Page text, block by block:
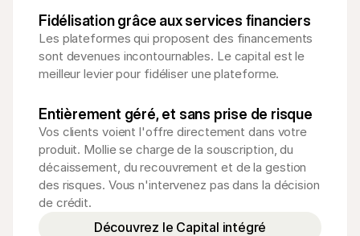
Fidélisation grâce aux services financiers
Les plateformes qui proposent des financements
sont devenues incontournables. Le capital est le
meilleur levier pour fidéliser une plateforme.
Entièrement géré, et sans prise de risque
Vos clients voient l'offre directement dans votre
produit. Mollie se charge de la souscription, du
décaissement, du recouvrement et de la gestion
des risques. Vous n'intervenez pas dans la décision
de crédit.
Découvrez le Capital intégré